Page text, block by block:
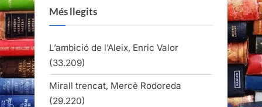
Més llegits
L’ambició de l’Aleix, Enric Valor
(33.209)
Mirall trencat, Mercè Rodoreda
(29.220)